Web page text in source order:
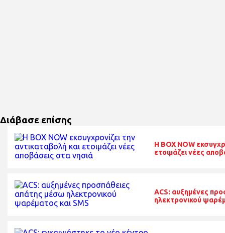
Διάβασε επίσης
Η BOX NOW
ετοιμάζει νέες
ACS: αυξημένες
ηλεκτρονικού